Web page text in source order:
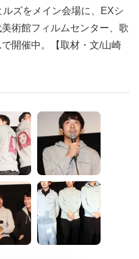
ズをメイン会場に、EXシ
術館フィルムセンター、歌
開催中。【取材・文/山崎